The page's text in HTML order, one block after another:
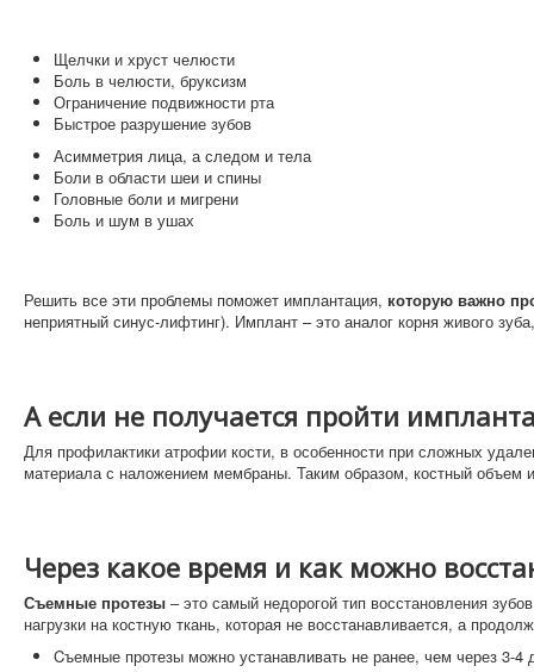
Щелчки и хруст челюсти
Боль в челюсти, бруксизм
Ограничение подвижности рта
Быстрое разрушение зубов
Асимметрия лица, а следом и тела
Боли в области шеи и спины
Головные боли и мигрени
Боль и шум в ушах
Решить все эти проблемы поможет имплантация, которую важно
неприятный синус-лифтинг). Имплант – это аналог корня живого
А если не получается пройти
Для профилактики атрофии кости, в особенности при сложных
материала с наложением мембраны. Таким образом, костный объем
Через какое время и как можно
Съемные протезы – это самый недорогой тип восстановления
нагрузки на костную ткань, которая не восстанавливается, а
Cъемные протезы можно устанавливать не ранее, чем через 3-